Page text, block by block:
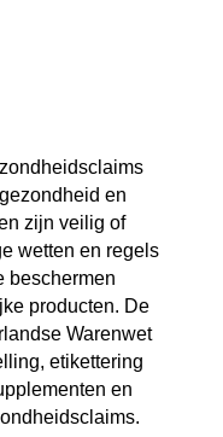
en
zijn veilig of
wetten en regels
beschermen
producten. De
Warenwet
etikettering
en